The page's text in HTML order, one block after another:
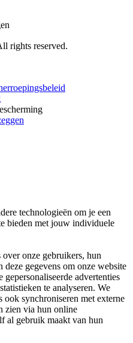
rights reserved.
technologieën om je een
bieden met jouw individuele
onze gebruikers, hun
deze gegevens om onze website
advertenties
te analyseren. We
ook synchroniseren met externe
zien via hun online
al gebruik maakt van hun